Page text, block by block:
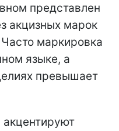
представлен
акцизных марок
Часто маркировка
языке, а
превышает